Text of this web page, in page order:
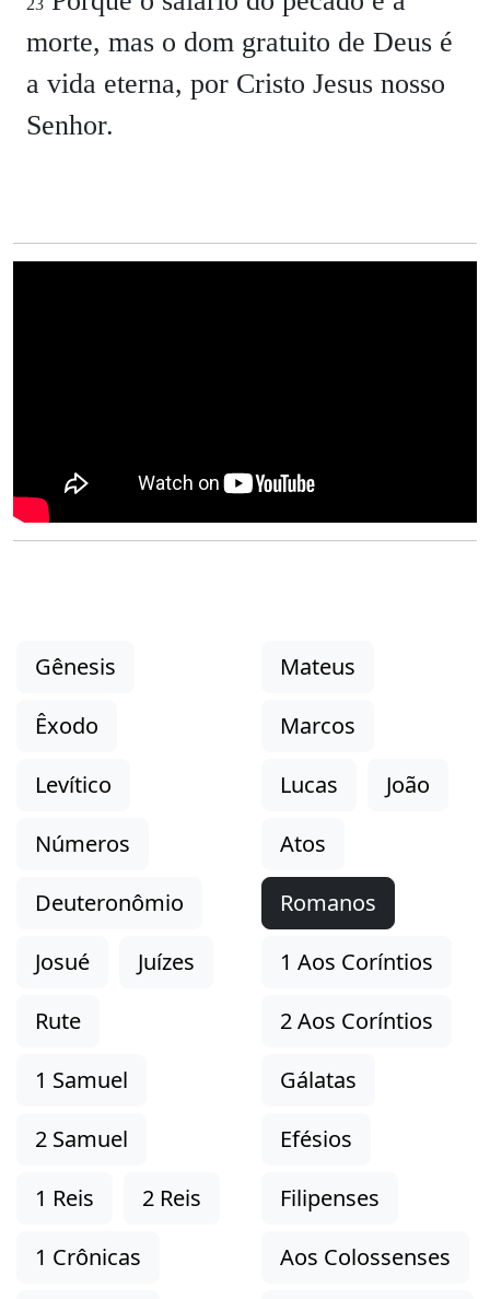
23
morte, mas o dom gratuito de Deus é
a vida eterna, por Cristo Jesus nosso
Senhor.
Gênesis
Êxodo
Levítico
Números
Deuteronômio
Josué
Juízes
Rute
1 Samuel
2 Samuel
1 Reis
2 Reis
1 Crônicas
Mateus
Marcos
Lucas
João
Atos
Romanos
1 Aos Coríntios
2 Aos Coríntios
Gálatas
Efésios
Filipenses
Aos Colossenses